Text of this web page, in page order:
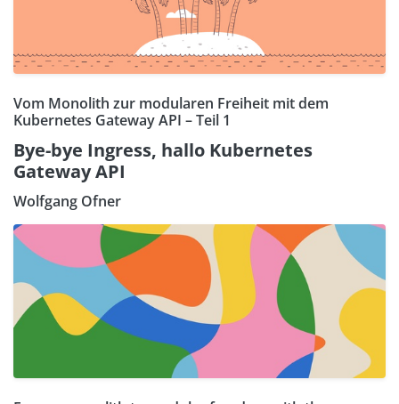
Vom Monolith zur modularen Freiheit mit dem
Kubernetes Gateway API – Teil 1
Bye-bye Ingress, hallo Kubernetes
Gateway API
Wolfgang Ofner